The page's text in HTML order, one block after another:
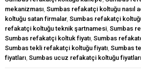
mekanizması Sumbas refakatçi koltuğu nasıl
koltuğu satan firmalar, Sumbas refakatçi
refakatçi koltuğu teknik şartnamesi Sumbas
Sumbas refakatçi koltuk fiyatı Sumbas
Sumbas tekli refakatçi koltuğu fiyatı Sumbas
fiyatları Sumbas ucuz refakatçi koltuğu fiyatları